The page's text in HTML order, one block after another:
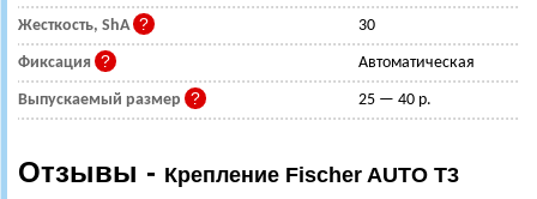
Жесткость, ShA 30
Фиксация Автоматическая
Выпускаемый размер 25 — 40 р.
Отзывы - Крепление Fischer AUTO T3